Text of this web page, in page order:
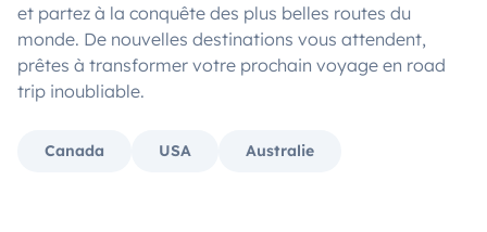
et partez à la conquête des plus belles routes du
monde. De nouvelles destinations vous attendent,
prêtes à transformer votre prochain voyage en road
trip inoubliable.
Canada USA Australie